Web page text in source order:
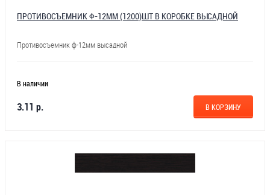
ПРОТИВОСЪЕМНИК Ф-12ММ (1200)ШТ В КОРОБКЕ ВЫСАДНОЙ
Противосъемник ф-12мм высадной
В наличии
3.11 р. В КОРЗИНУ